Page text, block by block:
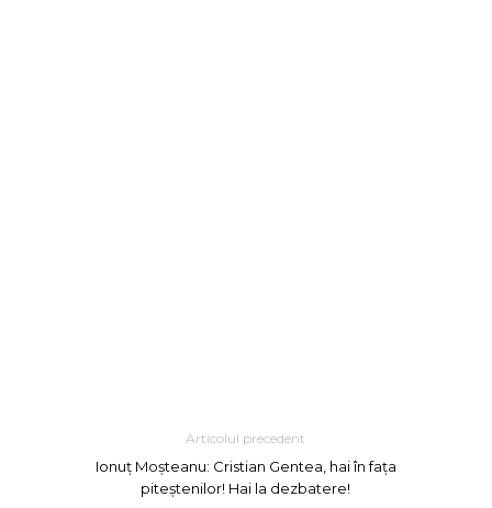
Articolul precedent
Ionuț Moșteanu: Cristian Gentea, hai în fața
piteștenilor! Hai la dezbatere!